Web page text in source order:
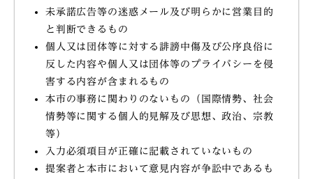
未承諾広告等の迷惑メール及び明らかに営業目的
と判断できるもの
個人又は団体等に対する誹謗中傷及び公序良俗に
反した内容や個人又は団体等のプライバシーを侵
害する内容が含まれるもの
本市の事務に関わりのないもの（国際情勢、社会
情勢等に関する個人的見解及び思想、政治、宗教
等）
入力必須項目が正確に記載されていないもの
提案者と本市において意見内容が争訟中であるも